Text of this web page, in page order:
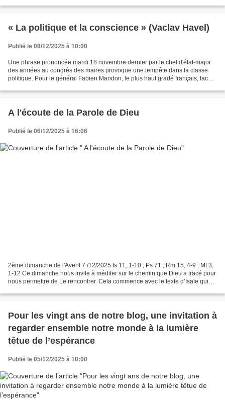
« La politique et la conscience » (Vaclav Havel)
Publié le 08/12/2025 à 10:00
Une phrase prononcée mardi 18 novembre dernier par le chef d'état-major
des armées au congrès des maires provoque une tempête dans la classe
politique. Pour le général Fabien Mandon, le plus haut gradé français, face à
A l'écoute de la Parole de Dieu
Publié le 06/12/2025 à 16:06
2ème dimanche de l'Avent 7 /12/2025 Is 11, 1-10 ; Ps 71 ; Rm 15, 4-9 ; Mt 3,
1-12 Ce dimanche nous invite à méditer sur le chemin que Dieu a tracé pour
nous permettre de Le rencontrer. Cela commence avec le texte d’Isaïe qui
Pour les vingt ans de notre blog, une invitation à
regarder ensemble notre monde à la lumière
têtue de l’espérance
Publié le 05/12/2025 à 10:00